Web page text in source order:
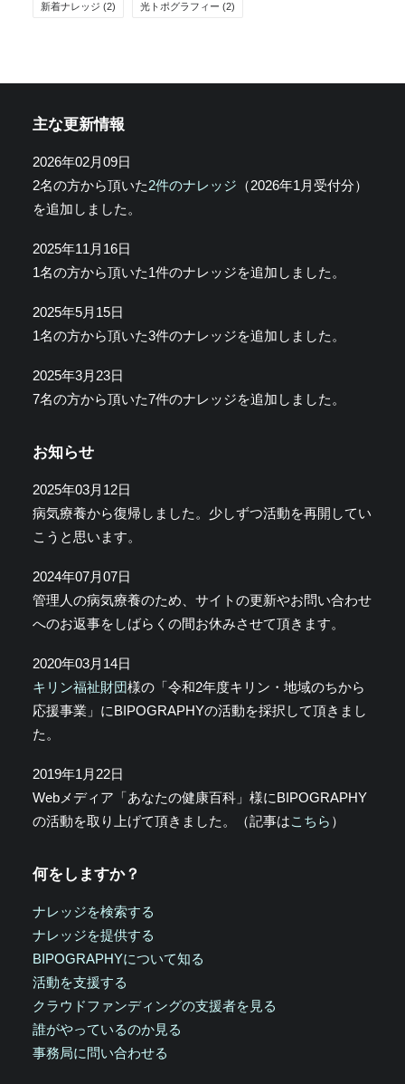
新着ナレッジ (2) 光トポグラフィー (2)
主な更新情報
2026年02月09日
2名の方から頂いた2件のナレッジ （2026年1月受付分）
を追加しました。
2025年11月16日
1名の方から頂いた1件のナレッジを追加しました。
2025年5月15日
1名の方から頂いた3件のナレッジを追加しました。
2025年3月23日
7名の方から頂いた7件のナレッジを追加しました。
お知らせ
2025年03月12日
病気療養から復帰しました。少しずつ活動を再開してい
こうと思います。
2024年07月07日
管理人の病気療養のため、サイトの更新やお問い合わせ
へのお返事をしばらくの間お休みさせて頂きます。
2020年03月14日
キリン福祉財団様の「令和2年度キリン・地域のちから
応援事業」にBIPOGRAPHYの活動を採択して頂きまし
た。
2019年1月22日
Webメディア「あなたの健康百科」様にBIPOGRAPHY
の活動を取り上げて頂きました。（記事はこちら ）
何をしますか？
ナレッジを検索する
ナレッジを提供する
BIPOGRAPHYについて知る
活動を支援する
クラウドファンディングの支援者を見る
誰がやっているのか見る
事務局に問い合わせる